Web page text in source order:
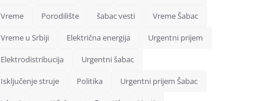
Vreme Porodilište šabac vesti Vreme Šabac
Vreme u Srbiji Električna energija Urgentni prijem
Elektrodistribucija Urgentni šabac
Isključenje struje Politika Urgentni prijem Šabac